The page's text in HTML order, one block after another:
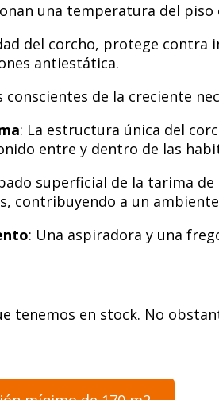
una temperatura del piso
del corcho, protege contra
antiestática.
conscientes de la creciente
: La estructura única del
entre y dentro de las
superficial de la tarima
contribuyendo a un
: Una aspiradora y una
tenemos en stock. No